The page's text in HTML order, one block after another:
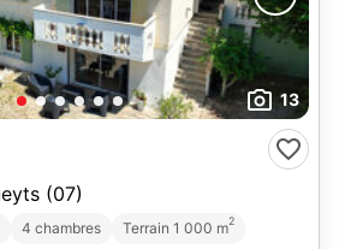
13
(07)
4 chambres Terrain 1 000 m2